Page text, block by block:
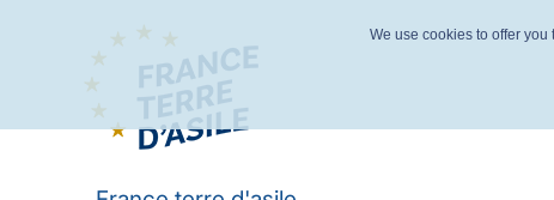
We use cookies to offer